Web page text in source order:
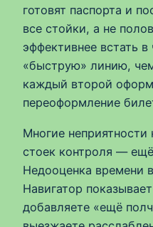
готовят паспорта и
все стойки, а не
эффективнее встать
«быструю» линию,
каждый второй
переоформление
Многие неприятности
стоек контроля —
Недооценка времени
Навигатор
добавляете «ещё